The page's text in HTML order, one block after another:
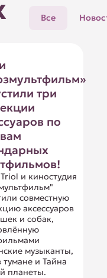
Все
три
по
и киностудия
совместную
аксессуаров
и собак,
музыканты,
тумане и Тайна
планеты.